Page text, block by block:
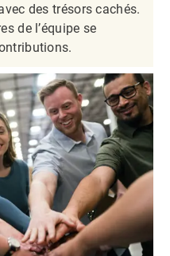
des trésors cachés.
de l’équipe se